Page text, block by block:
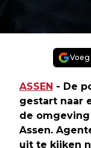
Voeg
ASSEN - De
gestart naar
de
Assen.
uit te kijken